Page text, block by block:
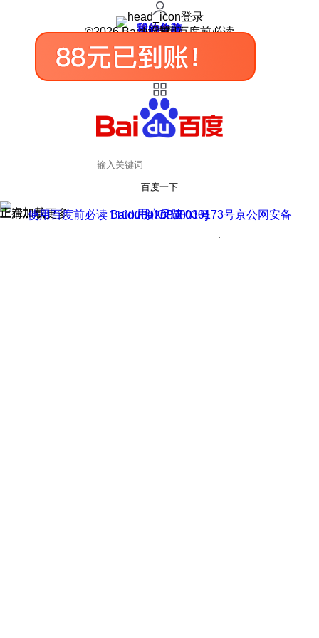
登录
我的关注
我的收藏
皮肤中心
用户反馈
设置
©2026 Baidu 使用百度前必读
百度一下
正在加载
上滑加载更多 用户反馈
使用百度前必读 Baidu 京ICP证030173号
京公网安备11000002000001号